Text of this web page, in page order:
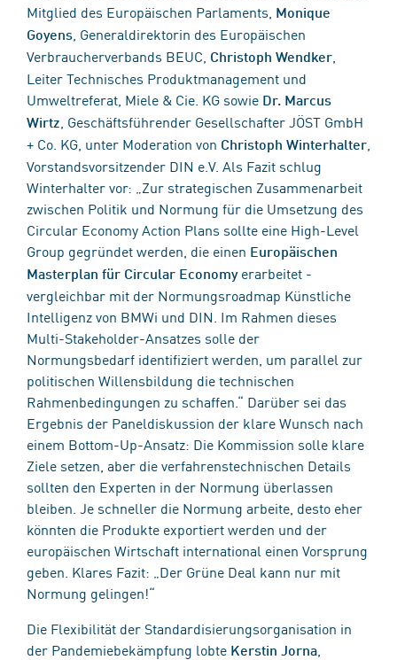
Mitglied des Europäischen Parlaments, Monique
Goyens , Generaldirektorin des Europäischen
Verbraucherverbands BEUC, Christoph Wendker
Leiter Technisches Produktmanagement und
Umweltreferat, Miele & Cie. KG sowie Dr. Marcus
Wirtz , Geschäftsführender Gesellschafter JÖST GmbH
+ Co. KG, unter Moderation von Christoph Winterhalter
Vorstandsvorsitzender DIN e.V. Als Fazit schlug
Winterhalter vor: „Zur strategischen Zusammenarbeit
zwischen Politik und Normung für die Umsetzung des
Circular Economy Action Plans sollte eine High-Level
Group gegründet werden, die einen Europäischen
Masterplan für Circular Economyerarbeitet -
vergleichbar mit der Normungsroadmap Künstliche
Intelligenz von BMWi und DIN. Im Rahmen dieses
Multi-Stakeholder-Ansatzes solle der
Normungsbedarf identifiziert werden, um parallel zur
politischen Willensbildung die technischen
Rahmenbedingungen zu schaffen.“ Darüber sei das
Ergebnis der Paneldiskussion der klare Wunsch nach
einem Bottom-Up-Ansatz: Die Kommission solle klare
Ziele setzen, aber die verfahrenstechnischen Details
sollten den Experten in der Normung überlassen
bleiben. Je schneller die Normung arbeite, desto eher
könnten die Produkte exportiert werden und der
europäischen Wirtschaft international einen Vorsprung
geben. Klares Fazit: „Der Grüne Deal kann nur mit
Normung gelingen!“
Die Flexibilität der Standardisierungsorganisation in
der Pandemiebekämpfung lobte Kerstin Jorna